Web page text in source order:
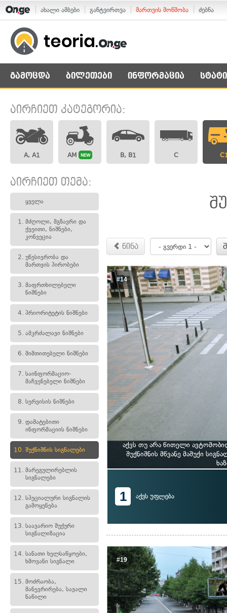
ახალი ამბები განტვირთვა მართვის მოწმობა ძებნა
გამოცდა ბილეთები ინფორმაცია
აირჩიეთ კატეგორია:
A, A1 AM NEW B, B1 C
აირჩიეთ თემა:
ყველა
1. მძღოლი, მგზავრი და
ქვეითი, ნიშნები,
კონვეცია
2. უწესივრობა და
მართვის პირობები
3. მაფრთხილებელი
ნიშნები
4. პრიორიტეტის ნიშნები
5. ამკრძალავი ნიშნები
6. მიმთითებელი ნიშნები
7. საინფორმაციო-
მაჩვენებელი ნიშნები
8. სერვისის ნიშნები
9. დამატებითი
ინფორმაციის ნიშნები
10. შუქნიშნის სიგნალები
11. მარეგულირებლის
სიგნალები
12. სპეციალური სიგნალის
გამოყენება
13. საავარიო შუქური
სიგნალიზაცია
14. სანათი ხელსაწყოები,
ხმოვანი სიგნალი
15. მოძრაობა,
მანევრირება, სავალი
ნაწილი
წინა
#14
აქვს თუ არა წითელი
შუქნიშნის მწვანე მაშუქი
1 აქვს უფლება
#19